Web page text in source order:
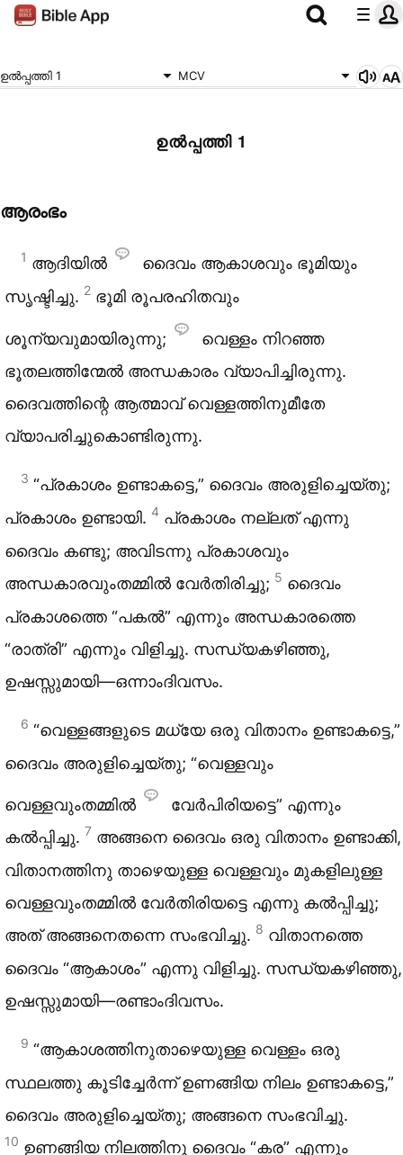
ഉൽപ്പത്തി 1 MCV
ഉൽപ്പത്തി 1
ആരംഭം
1 ആദിയിൽ
ദൈവം ആകാശവും ഭൂമിയും
സൃഷ്ടിച്ചു. 2 ഭൂമി രൂപരഹിതവും
ശൂന്യവുമായിരുന്നു;
വെള്ളം നിറഞ്ഞ
ഭൂതലത്തിന്മേൽ അന്ധകാരം വ്യാപിച്ചിരുന്നു.
ദൈവത്തിന്റെ ആത്മാവ് വെള്ളത്തിനുമീതേ
വ്യാപരിച്ചുകൊണ്ടിരുന്നു.
3 “പ്രകാശം ഉണ്ടാകട്ടെ,” ദൈവം അരുളിച്ചെയ്തു;
പ്രകാശം ഉണ്ടായി. 4 പ്രകാശം നല്ലത് എന്നു
ദൈവം കണ്ടു; അവിടന്നു പ്രകാശവും
അന്ധകാരവുംതമ്മിൽ വേർതിരിച്ചു; 5 ദൈവം
പ്രകാശത്തെ “പകൽ” എന്നും അന്ധകാരത്തെ
“രാത്രി” എന്നും വിളിച്ചു. സന്ധ്യകഴിഞ്ഞു,
ഉഷസ്സുമായി—ഒന്നാംദിവസം.
6 “വെള്ളങ്ങളുടെ മധ്യേ ഒരു വിതാനം ഉണ്ടാകട്ടെ,”
ദൈവം അരുളിച്ചെയ്തു; “വെള്ളവും
വെള്ളവുംതമ്മിൽ
വേർപിരിയട്ടെ” എന്നും
കൽപ്പിച്ചു. 7 അങ്ങനെ ദൈവം ഒരു വിതാനം ഉണ്ടാക്കി,
വിതാനത്തിനു താഴെയുള്ള വെള്ളവും മുകളിലുള്ള
വെള്ളവുംതമ്മിൽ വേർതിരിയട്ടെ എന്നു കൽപ്പിച്ചു;
അത് അങ്ങനെതന്നെ സംഭവിച്ചു. 8 വിതാനത്തെ
ദൈവം “ആകാശം” എന്നു വിളിച്ചു. സന്ധ്യകഴിഞ്ഞു,
ഉഷസ്സുമായി—രണ്ടാംദിവസം.
9 “ആകാശത്തിനുതാഴെയുള്ള വെള്ളം ഒരു
സ്ഥലത്തു കൂടിച്ചേർന്ന് ഉണങ്ങിയ നിലം ഉണ്ടാകട്ടെ,”
ദൈവം അരുളിച്ചെയ്തു; അങ്ങനെ സംഭവിച്ചു.
10 ഉണങ്ങിയ നിലത്തിനു ദൈവം “കര” എന്നും